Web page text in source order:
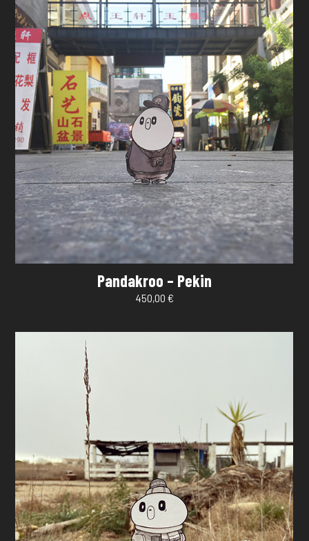
Pandakroo – Pekin
450,00 €